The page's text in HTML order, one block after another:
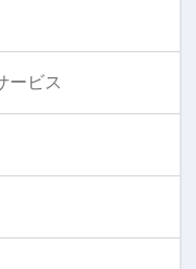
ービス